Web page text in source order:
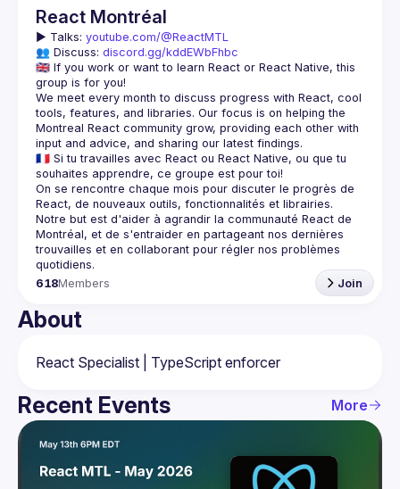
React Montréal
▶️ Talks: youtube.com/@ReactMTL
👥 Discuss: discord.gg/kddEWbFhbc
🇬🇧 If you work or want to learn React or React Native, this
We meet every month to discuss progress with React, cool
tools, features, and libraries. Our focus is on helping the
Montreal React community grow, providing each other with
🇫🇷 Si tu travailles avec React ou React Native, ou que tu
On se rencontre chaque mois pour discuter le progrès de
React, de nouveaux outils, fonctionnalités et librairies.
Notre but est d'aider à agrandir la communauté React de
Montréal, et de s'entraider en partageant nos dernières
trouvailles et en collaborant pour régler nos problèmes
618Members Join
About
Recent Events More